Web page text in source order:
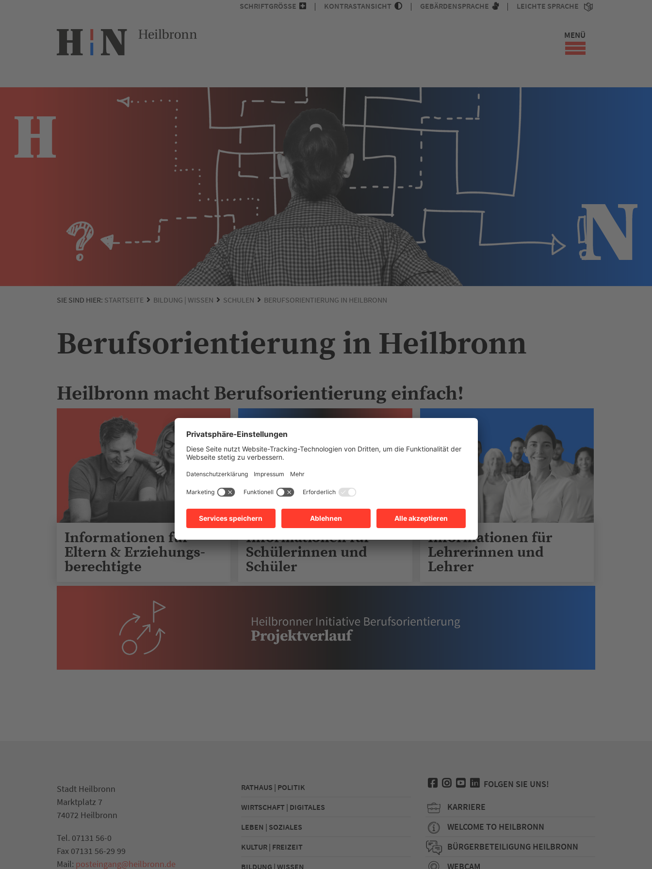
SCHRIFTGRÖSSE KONTRASTANSICHT GEBÄRDENSPRACHE LEICHTE SPRACHE
MENÜ
SIE SIND HIER: STARTSEITE BILDUNG | WISSEN SCHULEN BERUFSORIENTIERUNG IN HEILBRONN
Berufsorientierung in Heilbronn
Heilbronn macht Berufsorientierung einfach!
Informationen für
Eltern & Erziehungs-
berechtigte
Informationen für
Schülerinnen und
Schüler
Informationen für
Lehrerinnen und
Lehrer
Stadt Heilbronn
Marktplatz 7
74072 Heilbronn
Tel. 07131 56-0
Fax 07131 56-29 99
Mail: posteingang@heilbronn.de
RATHAUS | POLITIK
WIRTSCHAFT | DIGITALES
LEBEN | SOZIALES
KULTUR | FREIZEIT
BILDUNG | WISSEN
FOLGEN SIE UNS!
KARRIERE
WELCOME TO HEILBRONN
BÜRGERBETEILIGUNG HEILBRONN
WEBCAM